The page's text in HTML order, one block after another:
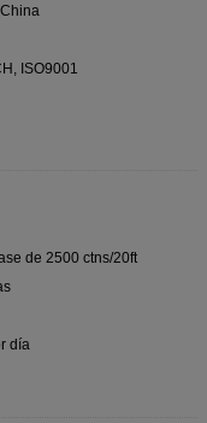
ISO9001
de 2500 ctns/20ft
día